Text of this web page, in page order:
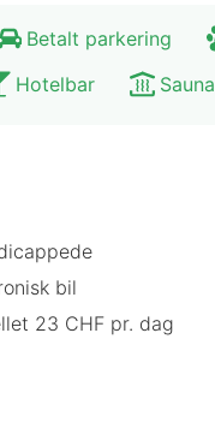
Betalt parkering
Hotelbar Sauna
bil
23 CHF pr. dag